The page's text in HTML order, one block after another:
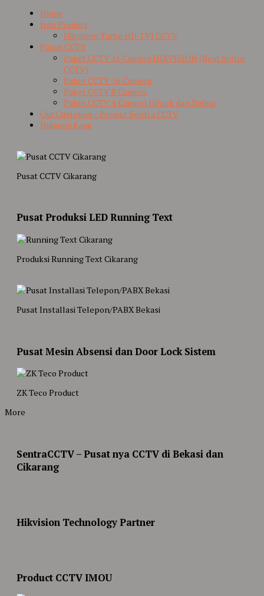
Home
Info Product
Hikvision Turbo HD-TVI CCTV
Paket CCTV
Paket CCTV 16 Camera HIKVISION (Best Seller
CCTV)
Paket CCTV 16 Camera
Paket CCTV 8 Camera
Paket CCTV 4 Camera Hilook dan Dahua
Our Customer / Project Sentra CCTV
Hubungi Kami
Pusat CCTV Cikarang
Pusat Produksi LED Running Text
Produksi Running Text Cikarang
Pusat Installasi Telepon/PABX Bekasi
Pusat Mesin Absensi dan Door Lock Sistem
ZK Teco Product
More
SentraCCTV – Pusat nya CCTV di Bekasi dan
Cikarang
Hikvision Technology Partner
Product CCTV IMOU